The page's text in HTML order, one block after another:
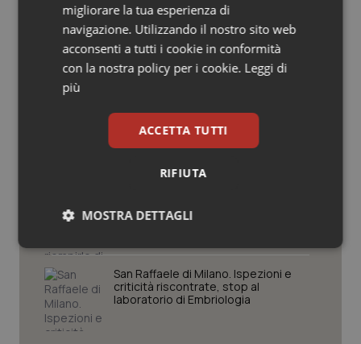
Salute orale & impianti
Sangue & coagulazione
Tumore al seno
Tumori del Polmone & Testa Collo
Tumori gastrointestinali
Ulcera & Reflusso
Settimana della Scienza dello
Spallanzani: capire la ricerca per
comprendere il presente
Regione Lombardia scrive al ministro
Schillaci: “Gli attuali indicatori non
fotografano la qualità reale del Ssn”
riempirle di professionisti e servizi. Il
punto della Conferenza delle Regioni
San Raffaele di Milano. Ispezioni e
criticità riscontrate, stop al
laboratorio di Embriologia
migliorare la tua esperienza di
navigazione. Utilizzando il nostro sito web
acconsenti a tutti i cookie in conformità
con la nostra policy per i cookie. Leggi di
più
ACCETTA TUTTI
RIFIUTA
MOSTRA DETTAGLI
Necessari Statistici Marketing